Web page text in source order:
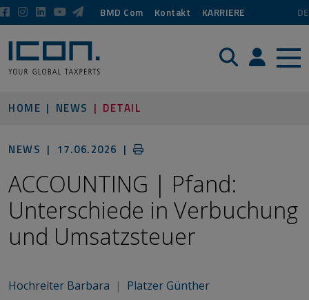
BMD Com Kontakt KARRIERE DE
Suche Login /
HOME NEWS DETAIL
NEWS | 17.06.2026 |
ACCOUNTING | Pfand:
Unterschiede in Verbuchung
und Umsatzsteuer
Hochreiter Barbara | Platzer Günther